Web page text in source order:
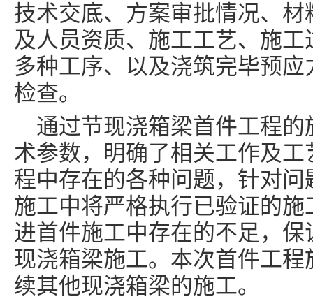
技术交底、方案审批情况、
及人员资质、施工工艺、施
多种工序、以及浇筑完毕预
检查。
通过节现浇箱梁首件工程
术参数，明确了相关工作及
程中存在的各种问题，针对
施工中将严格执行已验证的
进首件施工中存在的不足，
现浇箱梁施工。本次首件工
续其他现浇箱梁的施工。